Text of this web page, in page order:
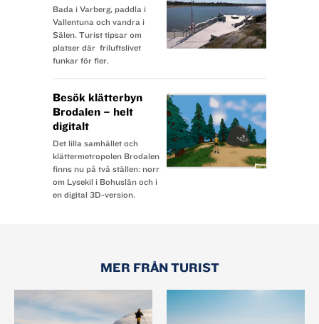
Bada i Varberg, paddla i
Vallentuna och vandra i
Sälen. Turist tipsar om
platser där friluftslivet
funkar för fler.
Besök klätterbyn
Brodalen – helt
digitalt
Det lilla samhället och
klättermetropolen Brodalen
finns nu på två ställen: norr
om Lysekil i Bohuslän och i
en digital 3D-version.
MER FRÅN TURIST